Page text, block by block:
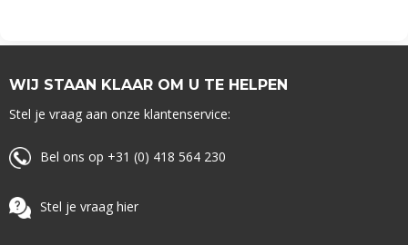
WIJ STAAN KLAAR OM U TE HELPEN
Stel je vraag aan onze klantenservice:
Bel ons op +31 (0) 418 564 230
Stel je vraag hier